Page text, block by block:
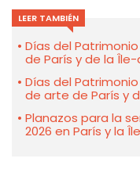
LEER TAMBIÉN
Días del
de París y de la
Días del
de arte de París y
Planazos para la
2026 en París y la